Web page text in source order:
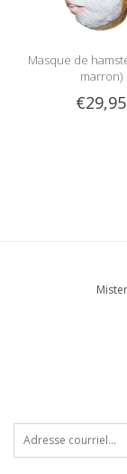
Masque de
marron)
€29,95